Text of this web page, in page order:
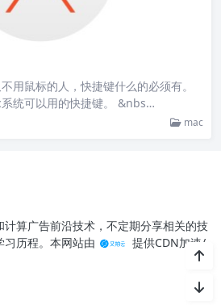
用鼠标的人，快捷键什么的必须有。
统可以用的快捷键。 &nbs…
mac
算广告前沿技术，不定期分享相关的技
历程。本网站由
提供CDN加速/